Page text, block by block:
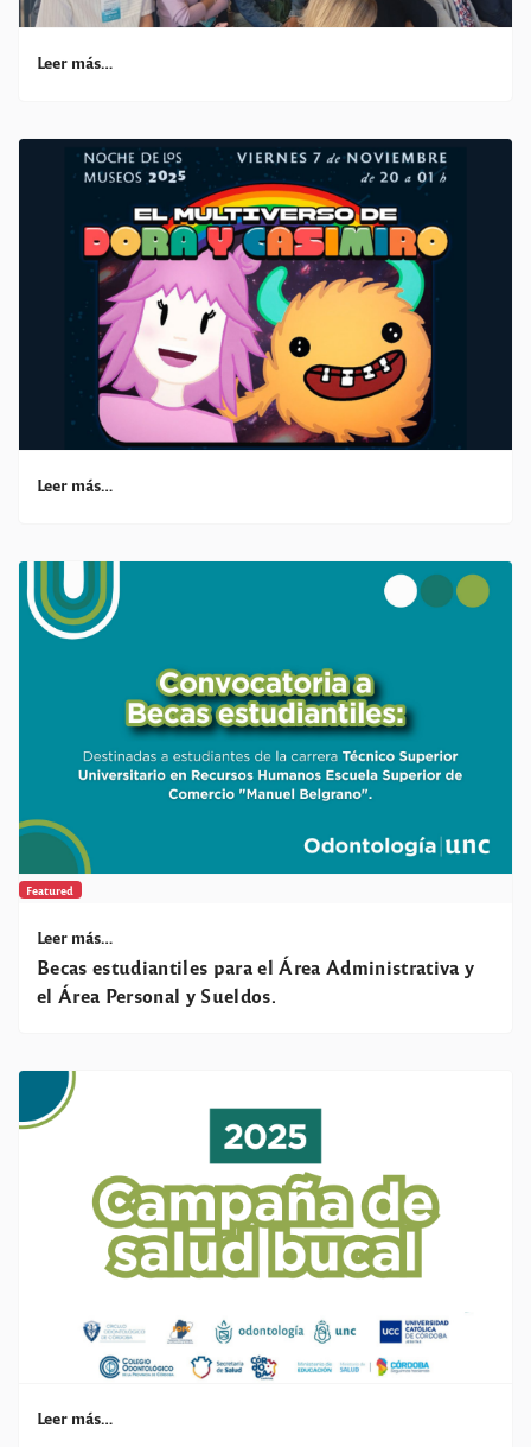
Leer más…
Leer más…
Featured
Becas estudiantiles para el Área Administrativa y
el Área Personal y Sueldos.
Leer más…
Leer más…